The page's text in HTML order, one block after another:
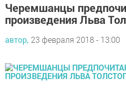
Черемшанцы
произведения Льва
автор, 23 февраля 2018 - 13:00